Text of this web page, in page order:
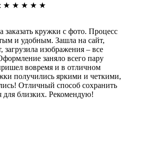
: ★ ★ ★ ★ ★
заказать кружки с фото. Процесс
и удобным. Зашла на сайт,
загрузила изображения – все
заняло всего пару
вовремя и в отличном
получились яркими и четкими,
Отличный способ сохранить
для близких. Рекомендую!